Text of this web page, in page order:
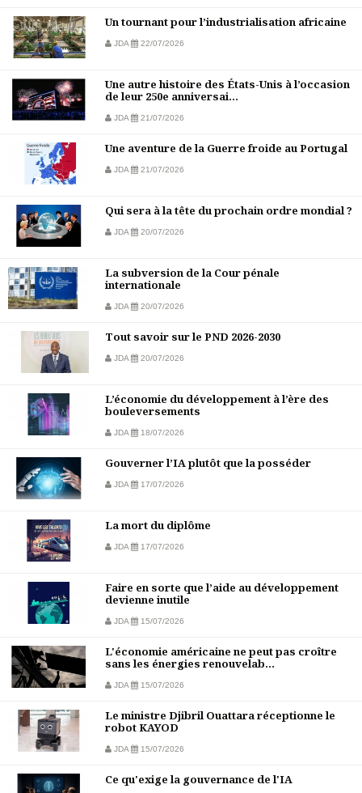
Un tournant pour l’industrialisation africaine
JDA 22/07/2026
Une autre histoire des États-Unis à l’occasion
de leur 250e anniversai...
JDA 21/07/2026
Une aventure de la Guerre froide au Portugal
JDA 21/07/2026
Qui sera à la tête du prochain ordre mondial ?
JDA 20/07/2026
La subversion de la Cour pénale
internationale
JDA 20/07/2026
Tout savoir sur le PND 2026-2030
JDA 20/07/2026
L’économie du développement à l’ère des
bouleversements
JDA 18/07/2026
Gouverner l’IA plutôt que la posséder
JDA 17/07/2026
La mort du diplôme
JDA 17/07/2026
Faire en sorte que l’aide au développement
devienne inutile
JDA 15/07/2026
L'économie américaine ne peut pas croître
sans les énergies renouvelab...
JDA 15/07/2026
Le ministre Djibril Ouattara réceptionne le
robot KAYOD
JDA 15/07/2026
Ce qu'exige la gouvernance de l'IA